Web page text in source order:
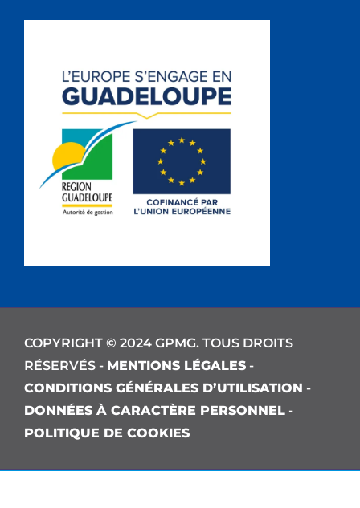
COPYRIGHT © 2024 GPMG. TOUS DROITS
RÉSERVÉS - MENTIONS LÉGALES -
CONDITIONS GÉNÉRALES D’UTILISATION -
DONNÉES À CARACTÈRE PERSONNEL -
POLITIQUE DE COOKIES